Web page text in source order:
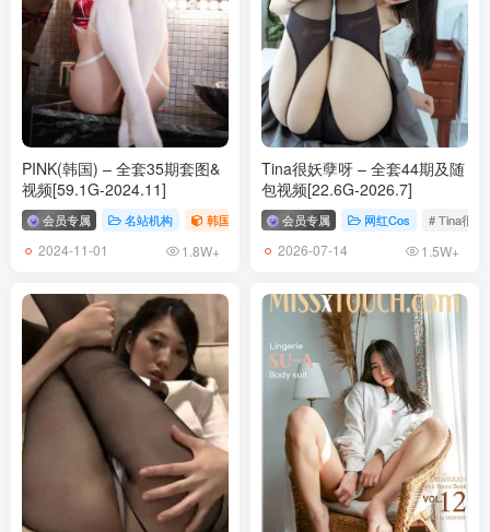
PINK(韩国) – 全套35期套图&
视频[59.1G-2024.11]
会员专属 名站机构 韩国（korea） # PINK
2024-11-01 1.8W+
Tina很妖孽呀 – 全套44期及随
包视频[22.6G-2026.7]
会员专属 网红Cos # Tina很妖
2026-07-14 1.5W+